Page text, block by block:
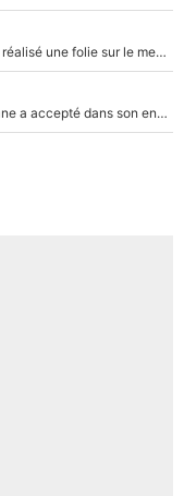
250M€ pour signer une star : Le PSG avait déjà réalisé une folie sur le mercato bien avant Neymar !
Voilà le seul homme politique que Zinedine Zidane a accepté dans son entourage : «Je garde un très bon souvenir de lui»